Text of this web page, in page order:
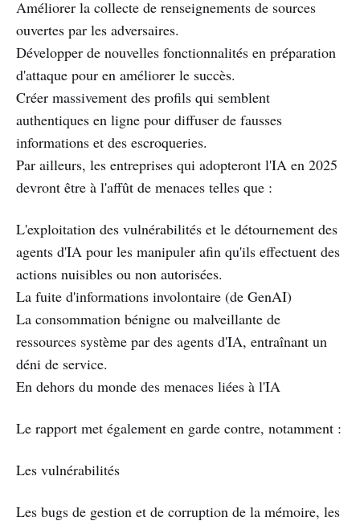
Améliorer la collecte de renseignements de sources
ouvertes par les adversaires.
Développer de nouvelles fonctionnalités en préparation
d'attaque pour en améliorer le succès.
Créer massivement des profils qui semblent
authentiques en ligne pour diffuser de fausses
informations et des escroqueries.
Par ailleurs, les entreprises qui adopteront l'IA en 2025
devront être à l'affût de menaces telles que :
L'exploitation des vulnérabilités et le détournement des
agents d'IA pour les manipuler afin qu'ils effectuent des
actions nuisibles ou non autorisées.
La fuite d'informations involontaire (de GenAI)
La consommation bénigne ou malveillante de
ressources système par des agents d'IA, entraînant un
déni de service.
En dehors du monde des menaces liées à l'IA
Le rapport met également en garde contre, notamment :
Les vulnérabilités
Les bugs de gestion et de corruption de la mémoire, les